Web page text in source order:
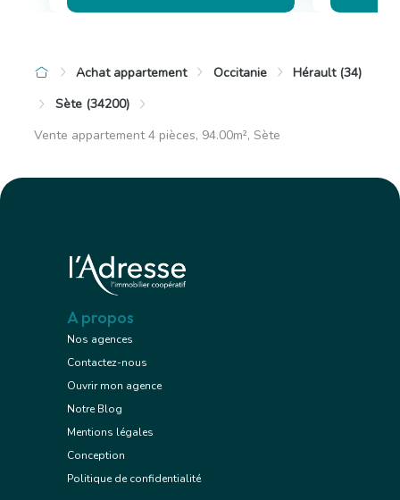
Achat appartement Occitanie
Hérault (34)
Sète (34200)
Vente appartement 4 pièces, 94.00m², Sète
A propos
Nos agences
Contactez-nous
Ouvrir mon agence
Notre Blog
Mentions légales
Conception
Politique de confidentialité